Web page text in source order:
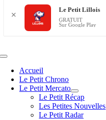
contenu
Navigation
basculeAccueil
Le Petit Chrono
Le Petit Mercato
Le Petit Récap
Les Petites Nouvelles
Le Petit Radar
✕
Le Petit Lillois
GRATUIT
Sur Google Play